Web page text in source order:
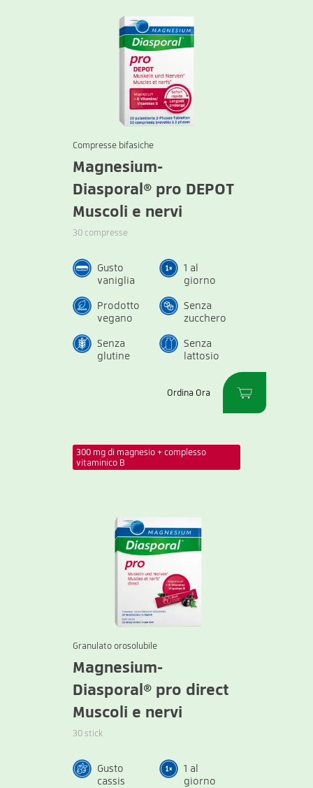
Compresse bifasiche
Magnesium-
Diasporal® pro DEPOT
Muscoli e nervi
30 compresse
Gusto
vaniglia
1 al
giorno
Prodotto
vegano
Senza
zucchero
Senza
glutine
Senza
lattosio
Ordina Ora
300 mg di magnesio + complesso
vitaminico B
Granulato orosolubile
Magnesium-
Diasporal® pro direct
Muscoli e nervi
30 stick
Gusto
cassis
1 al
giorno